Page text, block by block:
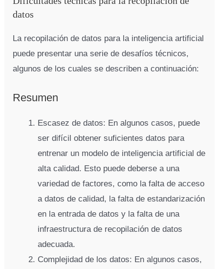
datos
La recopilación de datos para la inteligencia artificial
puede presentar una serie de desafíos técnicos,
algunos de los cuales se describen a continuación:
Resumen
Escasez de datos: En algunos casos, puede
ser difícil obtener suficientes datos para
entrenar un modelo de inteligencia artificial de
alta calidad. Esto puede deberse a una
variedad de factores, como la falta de acceso
a datos de calidad, la falta de estandarización
en la entrada de datos y la falta de una
infraestructura de recopilación de datos
adecuada.
Complejidad de los datos: En algunos casos,